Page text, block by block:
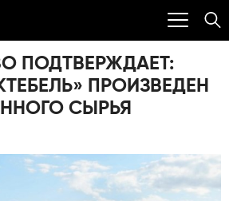
ПОДТВЕРЖДАЕТ:
ПРОИЗВЕДЕН
СЫРЬЯ